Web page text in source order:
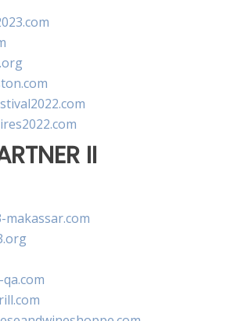
II
makassar.com